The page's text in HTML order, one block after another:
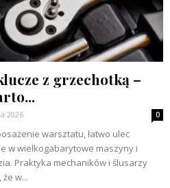
z grzechotką –
2026 0
warsztatu, łatwo ulec
w wielkogabarytowe maszyny i
Praktyka mechaników i ślusarzy
w...